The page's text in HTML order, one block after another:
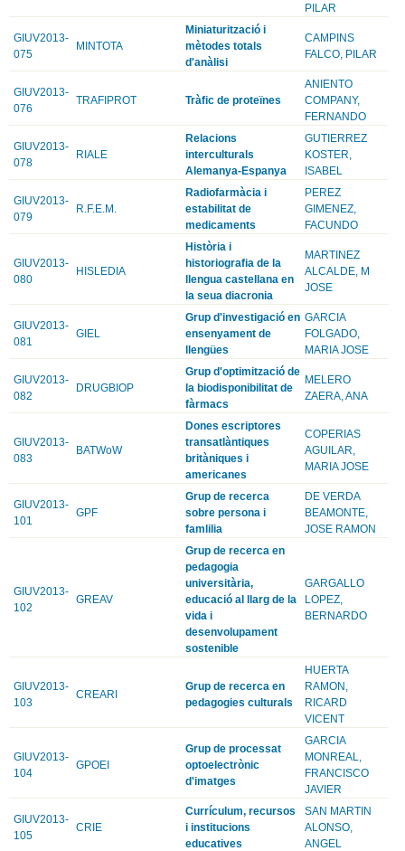
PILAR
GIUV2013-
075
MINTOTA
Miniaturització i
mètodes totals
d'anàlisi
CAMPINS
FALCO, PILAR
GIUV2013-
076
TRAFIPROT Tràfic de proteïnes
ANIENTO
COMPANY,
FERNANDO
GIUV2013-
078
RIALE
Relacions
interculturals
Alemanya-Espanya
GUTIERREZ
KOSTER,
ISABEL
GIUV2013-
079
R.F.E.M.
Radiofarmàcia i
estabilitat de
medicaments
PEREZ
GIMENEZ,
FACUNDO
GIUV2013-
080
HISLEDIA
Història i
historiografia de la
llengua castellana en
la seua diacronia
MARTINEZ
ALCALDE, M
JOSE
GIUV2013-
081
GIEL
Grup d'investigació en
ensenyament de
llengües
GARCIA
FOLGADO,
MARIA JOSE
GIUV2013-
082
DRUGBIOP
Grup d'optimització de
la biodisponibilitat de
fàrmacs
MELERO
ZAERA, ANA
GIUV2013-
083
BATWoW
Dones escriptores
transatlàntiques
britàniques i
americanes
COPERIAS
AGUILAR,
MARIA JOSE
GIUV2013-
101
GPF
Grup de recerca
sobre persona i
famlilia
DE VERDA
BEAMONTE,
JOSE RAMON
GIUV2013-
102
GREAV
Grup de recerca en
pedagogia
universitària,
educació al llarg de la
vida i
desenvolupament
sostenible
GARGALLO
LOPEZ,
BERNARDO
GIUV2013-
103
CREARI
Grup de recerca en
pedagogies culturals
HUERTA
RAMON,
RICARD
VICENT
GIUV2013-
104
GPOEI
Grup de processat
optoelectrònic
d'imatges
GARCIA
MONREAL,
FRANCISCO
JAVIER
GIUV2013-
105
CRIE
Currículum, recursos
i institucions
educatives
SAN MARTIN
ALONSO,
ANGEL